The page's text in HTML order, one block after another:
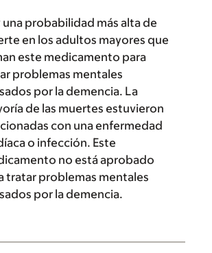
una probabilidad más alta de
en los adultos mayores que
este medicamento para
problemas mentales
por la demencia. La
de las muertes estuvieron
con una enfermedad
o infección. Este
no está aprobado
tratar problemas mentales
por la demencia.